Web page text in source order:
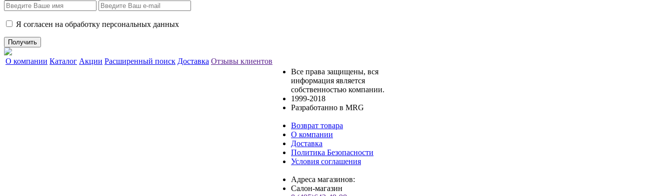
Я согласен на обработку персональных данных
О компании Каталог Акции Расширенный поиск Доставка Отзывы клиентов
Все права защищены, вся
информация является
собственностью компании.
1999-2018
Разработанно в MRG
Возврат товара
О компании
Доставка
Политика Безопасности
Условия соглашения
Адреса магазинов:
Салон-магазин